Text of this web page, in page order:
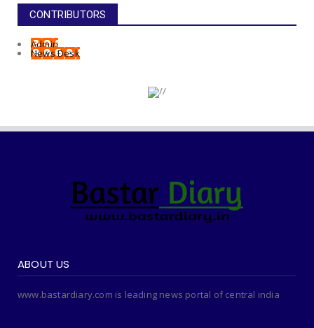
CONTRIBUTORS
Admin
News Desk
ABOUT US
www.bastardiary.com is leading news portal of central india